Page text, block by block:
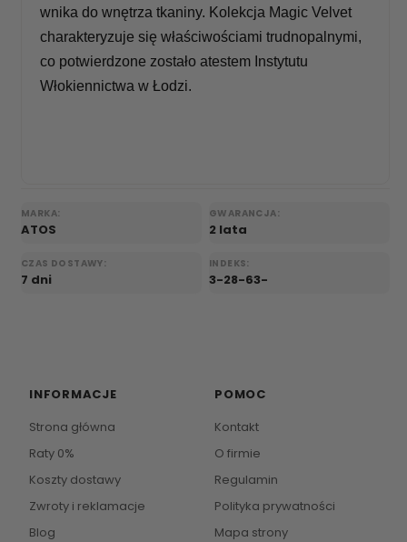
wnika do wnętrza tkaniny. Kolekcja Magic Velvet
charakteryzuje się właściwościami trudnopalnymi,
co potwierdzone zostało atestem Instytutu
Włokiennictwa w Łodzi.
MARKA:
ATOS
GWARANCJA:
2 lata
CZAS DOSTAWY:
7 dni
INDEKS:
3-28-63-
INFORMACJE
Strona główna
Raty 0%
Koszty dostawy
Zwroty i reklamacje
Blog
POMOC
Kontakt
O firmie
Regulamin
Polityka prywatności
Mapa strony